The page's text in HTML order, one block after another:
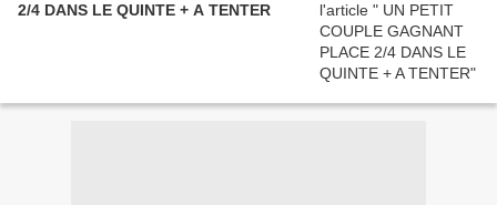
2/4 DANS LE QUINTE + A TENTER